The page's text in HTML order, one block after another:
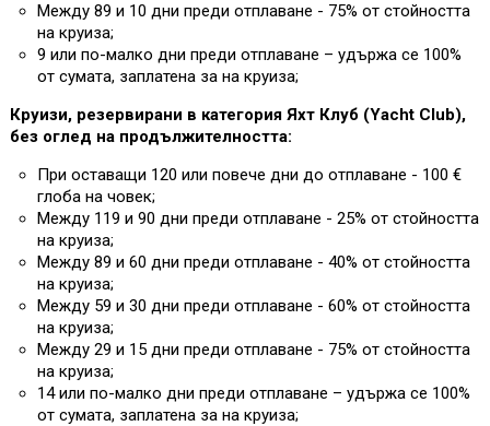
Между 89 и 10 дни преди отплаване - 75% от стойността
на круиза;
9 или по-малко дни преди отплаване – удържа се 100%
от сумата, заплатена за на круиза;
Круизи, резервирани в категория Яхт Клуб (Yacht Club),
без оглед на продължителността:
При оставащи 120 или повече дни до отплаване - 100 €
глоба на човек;
Между 119 и 90 дни преди отплаване - 25% от стойността
на круиза;
Между 89 и 60 дни преди отплаване - 40% от стойността
на круиза;
Между 59 и 30 дни преди отплаване - 60% от стойността
на круиза;
Между 29 и 15 дни преди отплаване - 75% от стойността
на круиза;
14 или по-малко дни преди отплаване – удържа се 100%
от сумата, заплатена за на круиза;